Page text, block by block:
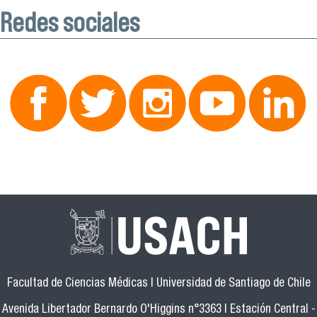
Redes sociales
Facultad de Ciencias Médicas | Universidad de Santiago de Chile
Avenida Libertador Bernardo O'Higgins n°3363 | Estación Central -